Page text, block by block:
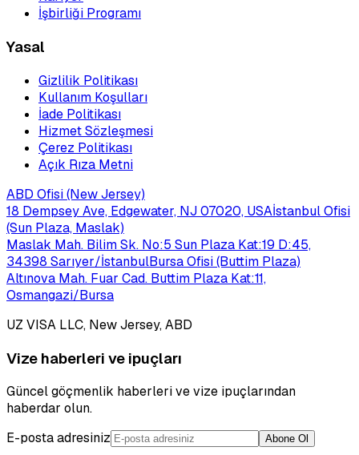
İşbirliği Programı
Yasal
Gizlilik Politikası
Kullanım Koşulları
İade Politikası
Hizmet Sözleşmesi
Çerez Politikası
Açık Rıza Metni
ABD Ofisi (New Jersey)
18 Dempsey Ave, Edgewater, NJ 07020, USAİstanbul Ofisi
(Sun Plaza, Maslak)
Maslak Mah. Bilim Sk. No:5 Sun Plaza Kat:19 D:45,
34398 Sarıyer/İstanbulBursa Ofisi (Buttim Plaza)
Altınova Mah. Fuar Cad. Buttim Plaza Kat:11,
Osmangazi/Bursa
UZ VISA LLC, New Jersey, ABD
Vize haberleri ve ipuçları
Güncel göçmenlik haberleri ve vize ipuçlarından
haberdar olun.
E-posta adresiniz
Abone Ol